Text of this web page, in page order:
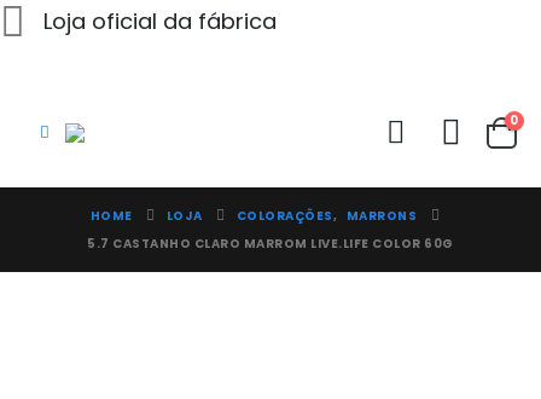
Loja oficial da fábrica
0
HOME LOJA COLORAÇÕES, MARRONS
5.7 CASTANHO CLARO MARROM LIVE.LIFE COLOR 60G